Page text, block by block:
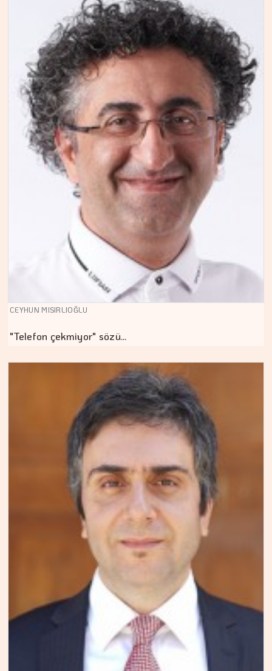
CEYHUN MISIRLIOĞLU
"Telefon çekmiyor" sözü…